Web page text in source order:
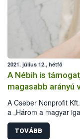
2021. július 12., hétfő
A Nébih is
magasabb arányú
A Cseber Nonprofit
a „Három a magyar
részeként. A
növényvédőszeres
TOVÁBB